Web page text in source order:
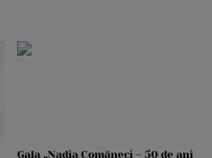
Gala „Nadia Comăneci – 50 de ani